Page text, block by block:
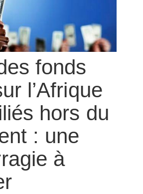
fonds
l’Afrique
hors du
: une
à